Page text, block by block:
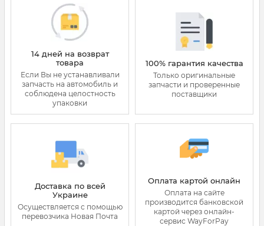
14 дней на возврат
товара
Если Вы не устанавливали
запчасть на автомобиль и
соблюдена целостность
упаковки
100% гарантия качества
Только оригинальные
запчасти и проверенные
поставщики
Доставка по всей
Украине
Осуществляется с помощью
перевозчика Новая Почта
Оплата картой онлайн
Оплата на сайте
производится банковской
картой через онлайн-
сервис WayForPay